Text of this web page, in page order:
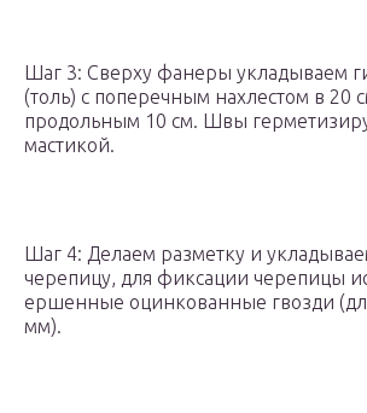
Шаг 3: Сверху фанеры укладываем
(толь) с поперечным нахлестом в 20
продольным 10 см. Швы
мастикой.
Шаг 4: Делаем разметку и
черепицу, для фиксации черепицы
ершенные оцинкованные гвозди
мм).